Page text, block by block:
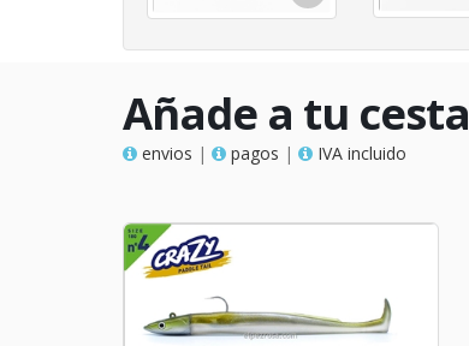
Añade a tu cesta
envios | pagos | IVA incluido